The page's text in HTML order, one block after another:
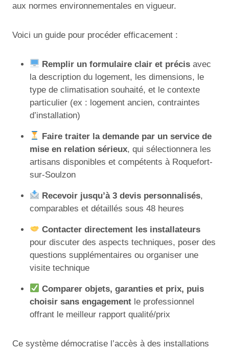
aux normes environnementales en vigueur.
Voici un guide pour procéder efficacement :
Remplir un formulaire clair et précis avec
la description du logement, les dimensions, le
type de climatisation souhaité, et le contexte
particulier (ex : logement ancien, contraintes
d’installation)
Faire traiter la demande par un service de
mise en relation sérieux, qui sélectionnera les
artisans disponibles et compétents à Roquefort-
sur-Soulzon
Recevoir jusqu’à 3 devis personnalisés,
comparables et détaillés sous 48 heures
Contacter directement les installateurs
pour discuter des aspects techniques, poser des
questions supplémentaires ou organiser une
visite technique
Comparer objets, garanties et prix, puis
choisir sans engagement le professionnel
offrant le meilleur rapport qualité/prix
Ce système démocratise l’accès à des installations